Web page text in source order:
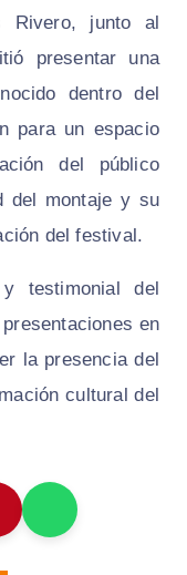
Rivero, junto al
presentar una
dentro del
para un espacio
del público
del montaje y su
del festival.
testimonial del
en
la presencia del
cultural del